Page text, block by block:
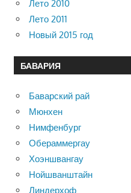
Лето 2010
Лето 2011
Новый 2015 год
БАВАРИЯ
Баварский рай
Мюнхен
Нимфенбург
Обераммергау
Хоэншвангау
Нойшванштайн
Линдерхоф